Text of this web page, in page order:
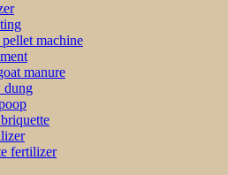
machine
manure
dung
fertilizer